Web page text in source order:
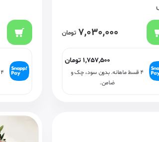
7,030,000 تومان
1,757,500 تومان
۴ قسط ماهانه. بدون سود، چک و
ضامن.